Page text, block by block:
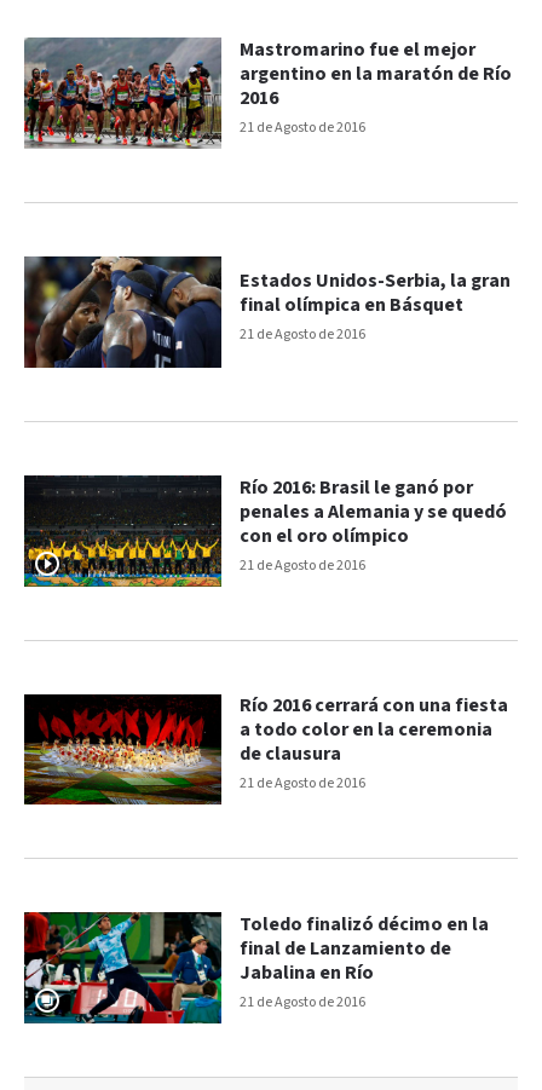
21 de Agosto de 2016
Mastromarino fue el mejor
argentino en la maratón de Río
2016
21 de Agosto de 2016
Estados Unidos-Serbia, la gran
final olímpica en Básquet
21 de Agosto de 2016
Río 2016: Brasil le ganó por
penales a Alemania y se quedó
con el oro olímpico
21 de Agosto de 2016
Río 2016 cerrará con una fiesta
a todo color en la ceremonia
de clausura
21 de Agosto de 2016
Toledo finalizó décimo en la
final de Lanzamiento de
Jabalina en Río